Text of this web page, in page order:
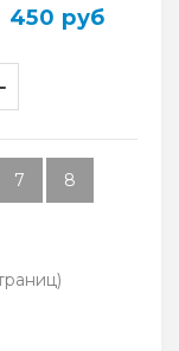
450 руб
7 8